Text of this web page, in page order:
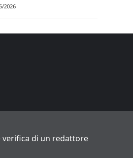
2026
verifica di un redattore